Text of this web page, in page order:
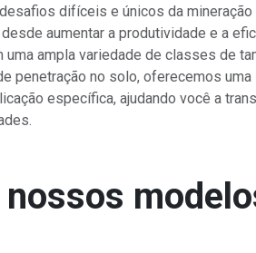
difíceis e únicos da mineração
aumentar a produtividade e a
uma ampla variedade de classes de
penetração no solo, oferecemos uma
específica, ajudando você a